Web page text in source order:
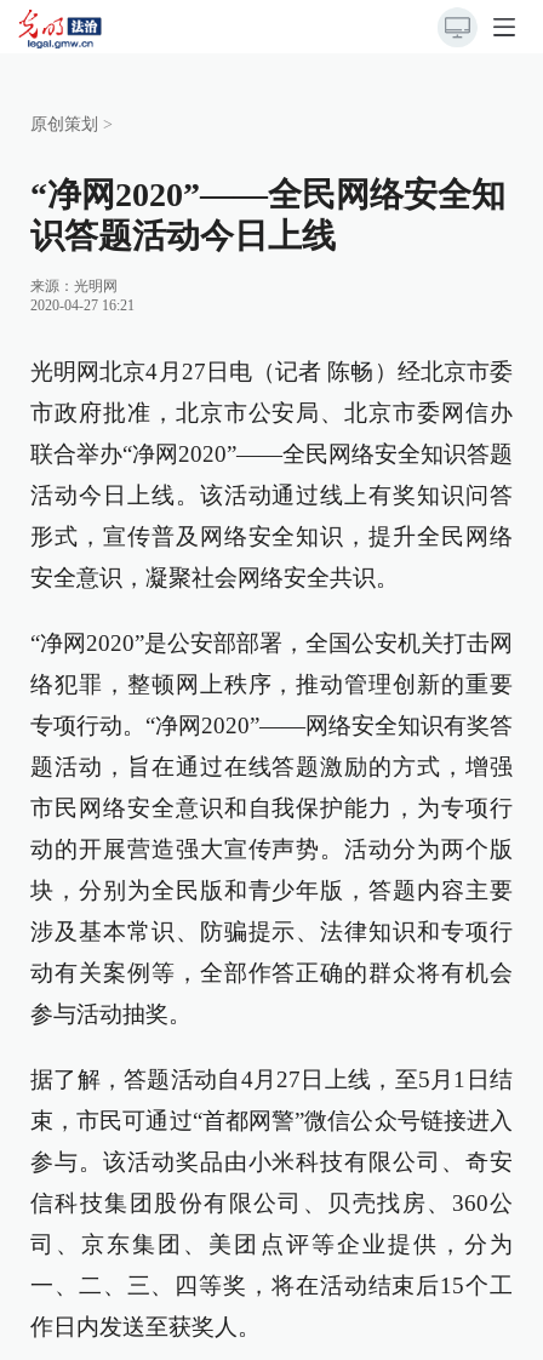
原创策划 >
“净网2020”——全民网络安全知
识答题活动今日上线
来源： 光明网
2020-04-27 16:21
光明网北京4月27日电（记者 陈畅）经北京市委
市政府批准，北京市公安局、北京市委网信办
联合举办“净网2020”——全民网络安全知识答题
活动今日上线。该活动通过线上有奖知识问答
形式，宣传普及网络安全知识，提升全民网络
安全意识，凝聚社会网络安全共识。
“净网2020”是公安部部署，全国公安机关打击网
络犯罪，整顿网上秩序，推动管理创新的重要
专项行动。“净网2020”——网络安全知识有奖答
题活动，旨在通过在线答题激励的方式，增强
市民网络安全意识和自我保护能力，为专项行
动的开展营造强大宣传声势。活动分为两个版
块，分别为全民版和青少年版，答题内容主要
涉及基本常识、防骗提示、法律知识和专项行
动有关案例等，全部作答正确的群众将有机会
参与活动抽奖。
据了解，答题活动自4月27日上线，至5月1日结
束，市民可通过“首都网警”微信公众号链接进入
参与。该活动奖品由小米科技有限公司、奇安
信科技集团股份有限公司、贝壳找房、360公
司、京东集团、美团点评等企业提供，分为
一、二、三、四等奖，将在活动结束后15个工
作日内发送至获奖人。